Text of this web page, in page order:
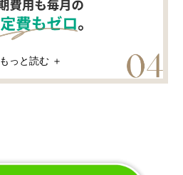
もっと読む ＋